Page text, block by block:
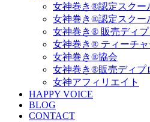
女神巻き®認定スクー
女神巻き®認定スクー
女神巻き® 販売ディ
女神巻き® ティーチ
女神巻き®協会
女神巻き®販売ディプ
女神アフィリエイト
HAPPY VOICE
BLOG
CONTACT